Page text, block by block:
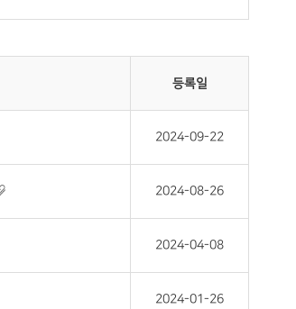
등록일
2024-09-22
2024-08-26
2024-04-08
2024-01-26